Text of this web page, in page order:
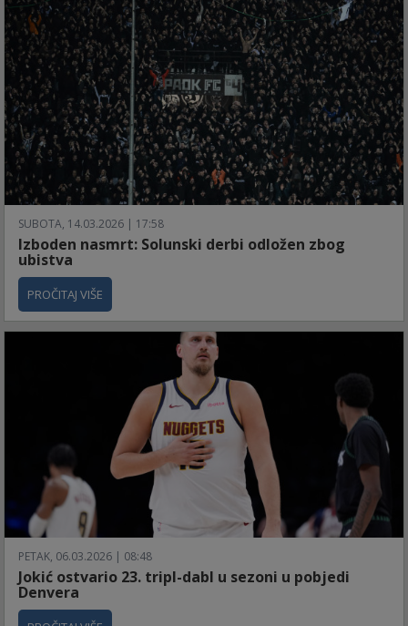
SUBOTA, 14.03.2026 | 17:58
Izboden nasmrt: Solunski derbi odložen zbog
ubistva
PROČITAJ VIŠE
PETAK, 06.03.2026 | 08:48
Jokić ostvario 23. tripl-dabl u sezoni u pobjedi
Denvera